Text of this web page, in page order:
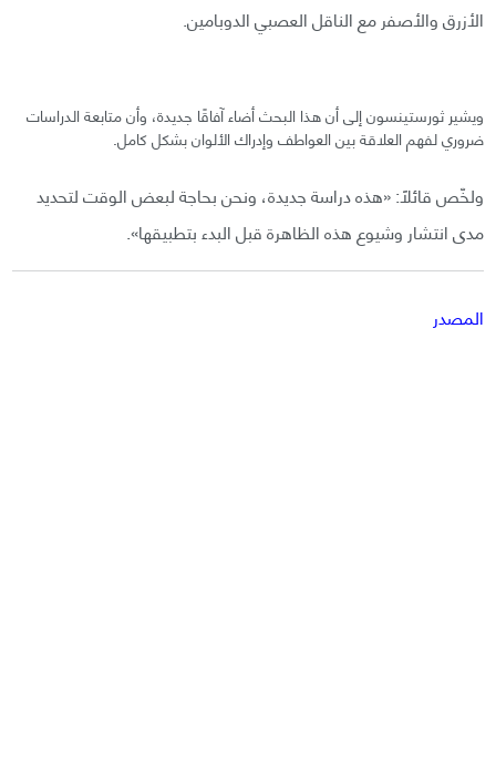
الأزرق والأصفر مع الناقل العصبي الدوبامين.
ويشير ثورستينسون إلى أن هذا البحث أضاء آفاقًا جديدة، وأن متابعة الدراسات
ضروري لفهم العلاقة بين العواطف وإدراك الألوان بشكل كامل.
ولخّص قائلًا: «هذه دراسة جديدة، ونحن بحاجة لبعض الوقت لتحديد
مدى انتشار وشيوع هذه الظاهرة قبل البدء بتطبيقها».
المصدر